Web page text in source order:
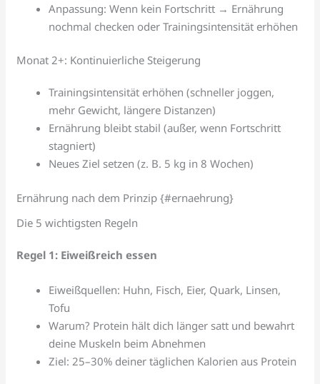
Anpassung: Wenn kein Fortschritt → Ernährung
nochmal checken oder Trainingsintensität erhöhen
Monat 2+: Kontinuierliche Steigerung
Trainingsintensität erhöhen (schneller joggen,
mehr Gewicht, längere Distanzen)
Ernährung bleibt stabil (außer, wenn Fortschritt
stagniert)
Neues Ziel setzen (z. B. 5 kg in 8 Wochen)
Ernährung nach dem Prinzip {#ernaehrung}
Die 5 wichtigsten Regeln
Regel 1: Eiweißreich essen
Eiweißquellen: Huhn, Fisch, Eier, Quark, Linsen,
Tofu
Warum? Protein hält dich länger satt und bewahrt
deine Muskeln beim Abnehmen
Ziel: 25–30% deiner täglichen Kalorien aus Protein